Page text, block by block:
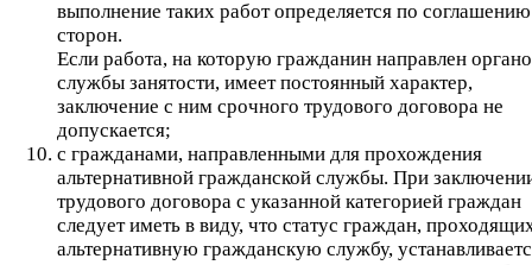
выполнение таких работ определяется по соглашению
сторон.
Если работа, на которую гражданин направлен
службы занятости, имеет постоянный характер,
заключение с ним срочного трудового договора не
допускается;
с гражданами, направленными для прохождения
альтернативной гражданской службы. При
трудового договора с указанной категорией граждан
следует иметь в виду, что статус граждан,
альтернативную гражданскую службу,